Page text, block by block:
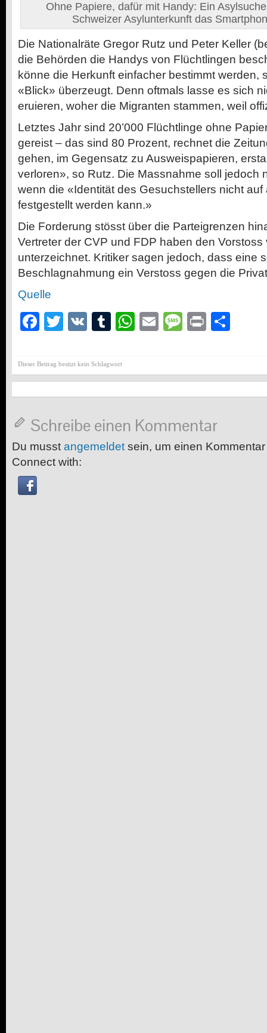
Ohne Papiere, dafür mit Handy: Ein
Schweizer Asylunterkunft das
Die Nationalräte Gregor Rutz und Peter Keller
die Behörden die Handys von Flüchtlingen
könne die Herkunft einfacher bestimmt werden,
«Blick» überzeugt. Denn oftmals lasse es sich
eruieren, woher die Migranten stammen, weil
Letztes Jahr sind 20’000 Flüchtlinge ohne
gereist – das sind 80 Prozent, rechnet die
gehen, im Gegensatz zu Ausweispapieren,
verloren», so Rutz. Die Massnahme soll jedoch
wenn die «Identität des Gesuchstellers nicht auf
festgestellt werden kann.»
Die Forderung stösst über die Parteigrenzen
Vertreter der CVP und FDP haben den
unterzeichnet. Kritiker sagen jedoch, dass eine
Beschlagnahmung ein Verstoss gegen die
Quelle
Facebook
Twitter
VK Tumblr
WhatsApp
EmailMessage
Print
Dieser Beitrag besitzt kein Schlagwort
Schreibe einen Kommentar
Du musst angemeldet sein, um einen
Connect with: